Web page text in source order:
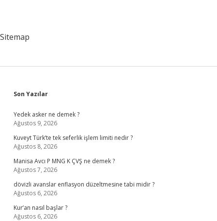
Sitemap
Sidebar
Son Yazılar
Yedek asker ne demek ?
Ağustos 9, 2026
Kuveyt Türk’te tek seferlik işlem limiti nedir ?
Ağustos 8, 2026
Manisa Avcı P MNG K ÇVŞ ne demek ?
Ağustos 7, 2026
dövizli avanslar enflasyon düzeltmesine tabi midir ?
Ağustos 6, 2026
Kur’an nasıl başlar ?
Ağustos 6, 2026